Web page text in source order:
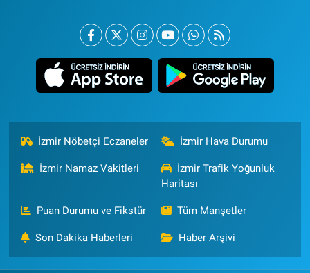
İzmir Nöbetçi Eczaneler İzmir Hava Durumu
İzmir Namaz Vakitleri
İzmir Trafik Yoğunluk
Haritası
Puan Durumu ve Fikstür Tüm Manşetler
Son Dakika Haberleri Haber Arşivi